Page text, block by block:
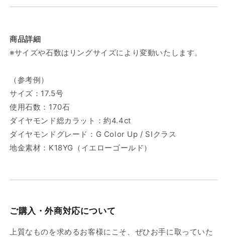
商品詳細
※サイズや石数はリングサイズにより変動いたします。
（参考例）
サイズ：17.5号
使用石数：170石
ダイヤモンド総カラット：約4.4ct
ダイヤモンドグレード：G Color Up / SIクラス
地金素材：K18YG（イエローゴールド）
ご購入・外商対応について
上質なものを求めるお客様にこそ、ぜひお手に取っていた